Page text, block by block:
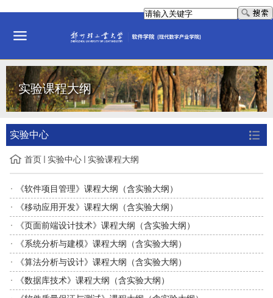
实验课程大纲
实验中心
首页 实验中心 实验课程大纲
《软件项目管理》课程大纲（含实验大纲）
《移动应用开发》课程大纲（含实验大纲）
《页面前端设计技术》课程大纲（含实验大纲）
《系统分析与建模》课程大纲（含实验大纲）
《算法分析与设计》课程大纲（含实验大纲）
《数据库技术》课程大纲（含实验大纲）